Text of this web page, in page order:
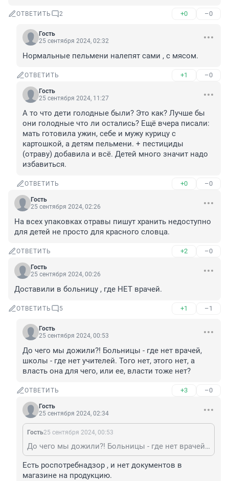
ОТВЕТИТЬ 2 +0 –0
Гость
25 сентября 2024, 02:32
Нормальные пельмени налепят сами , с мясом.
ОТВЕТИТЬ +1 –0
Гость
25 сентября 2024, 11:27
А то что дети голодные были? Это как? Лучше бы
они голодные что ли остались? Ещё вчера писали:
мать готовила ужин, себе и мужу курицу с
картошкой, а детям пельмени. + пестициды
(отраву) добавила и всё. Детей много значит надо
избавиться.
ОТВЕТИТЬ +0 –0
Гость
25 сентября 2024, 02:26
На всех упаковках отравы пишут хранить недоступно
для детей не просто для красного словца.
ОТВЕТИТЬ +2 –0
Гость
25 сентября 2024, 00:26
Доставили в больницу , где НЕТ врачей.
ОТВЕТИТЬ 5 +1 –1
Гость
25 сентября 2024, 00:53
До чего мы дожили?! Больницы - где нет врачей,
школы - где нет учителей. Того нет, этого нет, а
власть она для чего, или ее, власти тоже нет?
ОТВЕТИТЬ +3 –0
Гость
25 сентября 2024, 02:34
Гость25 сентября 2024, 00:53
До чего мы дожили?! Больницы - где нет врачей, школы - где нет учителей. Того нет, этого нет, а власть она для чего, или ее, власти тоже нет?
Есть роспотребнадзор , и нет документов в
магазине на продукцию.